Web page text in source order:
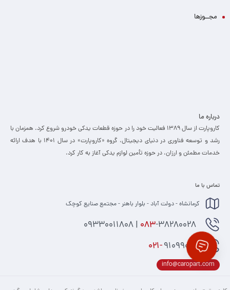
مجــوزها
درباره ما
کاروپارت از سال ۱۳۸۹ فعالیت خود را در حوزه قطعات یدکی خودرو شروع کرد. همزمان با
رشد و توسعه فناوری در دنیای دیجیتال، گروه «کاروپارت» در سال ۱۴۰۱ با هدف ارائه
خدمات مطمئن و ارزان، ­در حوزه تأمین لوازم یدکی آغاز به کار کرد.
تماس با ما
کرمانشاه - دولت آباد - بلوار باهنر - مجتمع صنایع کوچک
-38280028 | 09330011808
021-91099074
info@caropart.com